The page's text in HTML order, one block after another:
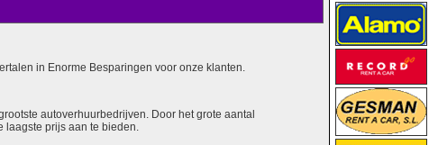
in Enorme Besparingen voor onze klanten.
autoverhuurbedrijven. Door het grote aantal
laagste prijs aan te bieden.